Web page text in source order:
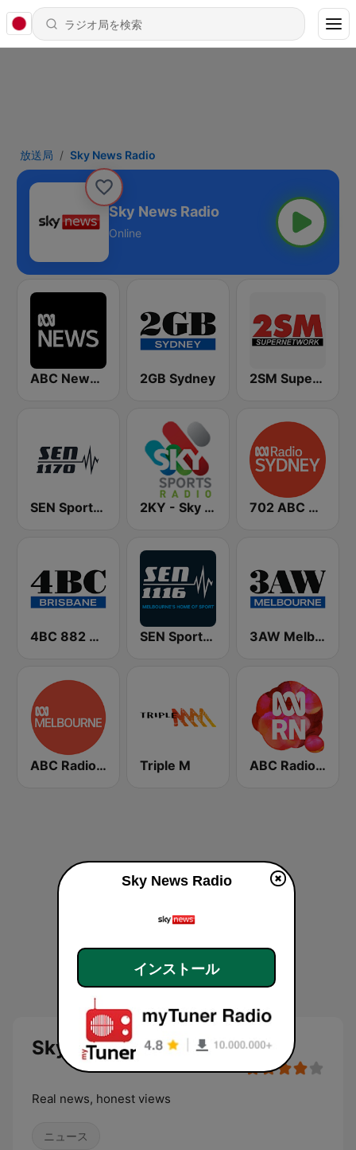
放送局 Sky News Radio
Sky News Radio
Online
ABC News Radio 2GB Sydney 2SM Super Radio
SEN Sports 1170 Sydney 2KY - Sky Sports Radio 702 ABC Sydney
4BC 882 Brisbane SEN Sports 1116 AM 3AW Melbourne
ABC Radio Melbourne Triple M ABC Radio National
Sky News Radio
Real news, honest views
ニュース
Sky News Radio
インストール